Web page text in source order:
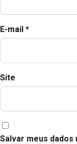
E-mail *
Site
Salvar meus